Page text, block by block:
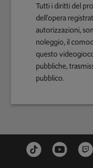
Tutti i diritti del
dell'opera
autorizzazioni,
noleggio, il
questo
pubbliche,
pubblico.